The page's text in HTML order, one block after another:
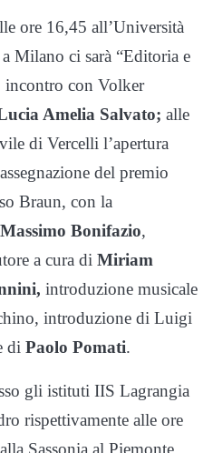
ore 16,45 all’Università
Milano ci sarà “Editoria e
incontro con Volker
Amelia Salvato; alle
di Vercelli l’apertura
del premio
Braun, con la
Massimo Bonifazio,
a cura di Miriam
introduzione musicale
introduzione di Luigi
di Paolo Pomati.
gli istituti IIS Lagrangia
rispettivamente alle ore
Sassonia al Piemonte.